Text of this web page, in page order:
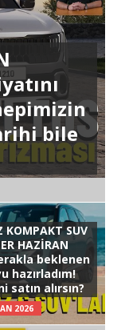
bile
KOMPAKT SUV
HAZİRAN
beklenen
hazırladım!
satın alırsın?
2026